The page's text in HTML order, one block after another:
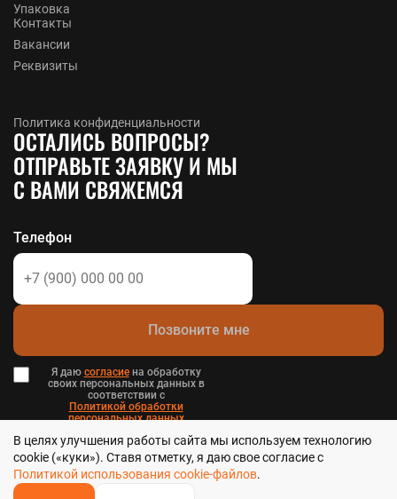
Упаковка
Контакты
Вакансии
Реквизиты
Политика конфиденциальности
ОСТАЛИСЬ ВОПРОСЫ?
ОТПРАВЬТЕ ЗАЯВКУ И МЫ
С ВАМИ СВЯЖЕМСЯ
Телефон
Позвоните мне
Я даю согласиена обработку
своих персональных данных в
соответствии с
Политикой обработки
персональных данных
Пользовательским соглашением .
В целях улучшения работы сайта мы используем технологию
cookie («куки»). Ставя отметку, я даю свое согласие с
Политикой использования cookie-файлов.